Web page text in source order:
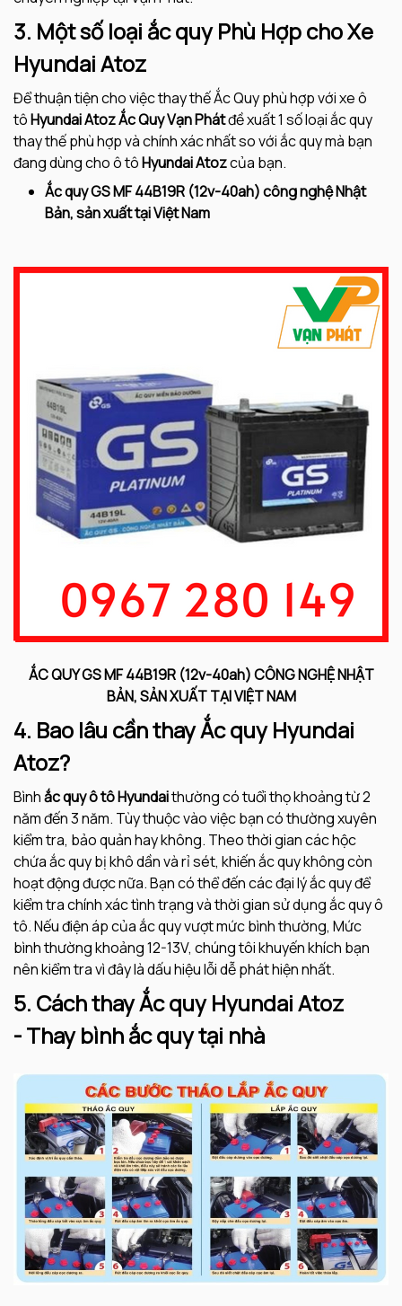
3. Một số loại ắc quy Phù Hợp cho Xe
Hyundai Atoz
Để thuận tiện cho việc thay thế Ắc Quy phù hợp với xe ô
tôHyundai AtozẮc Quy Vạn Phátđề xuất 1 số loại ắc quy
thay thế phù hợp và chính xác nhất so với ắc quy mà bạn
đang dùng cho ô tôHyundai Atozcủa bạn.
Ắc quy GS MF 44B19R (12v-40ah) công nghệ Nhật
Bản, sản xuất tại Việt Nam
ẮC QUY GS MF44B19R (12v-40ah)CÔNG NGHỆ NHẬT
BẢN, SẢN XUẤT TẠI VIỆT NAM
4. Bao lâu cần thay Ắc quy Hyundai
Atoz?
Bìnhắc quy ô tô Hyundaithường có tuổi thọ khoảng từ 2
năm đến 3 năm. Tùy thuộc vào việc bạn có thường xuyên
kiểm tra, bảo quản hay không. Theo thời gian các hộc
chứa ắc quy bị khô dần và rỉ sét, khiến ắc quy không còn
hoạt động được nữa. Bạn có thể đến các đại lý ắc quy để
kiểm tra chính xác tình trạng và thời gian sử dụng ắc quy ô
tô. Nếu điện áp của ắc quy vượt mức bình thường, Mức
bình thường khoảng 12-13V, chúng tôi khuyến khích bạn
nên kiểm tra vì đây là dấu hiệu lỗi dễ phát hiện nhất.
5. Cách thay Ắc quy Hyundai Atoz
- Thay bình ắc quy tại nhà